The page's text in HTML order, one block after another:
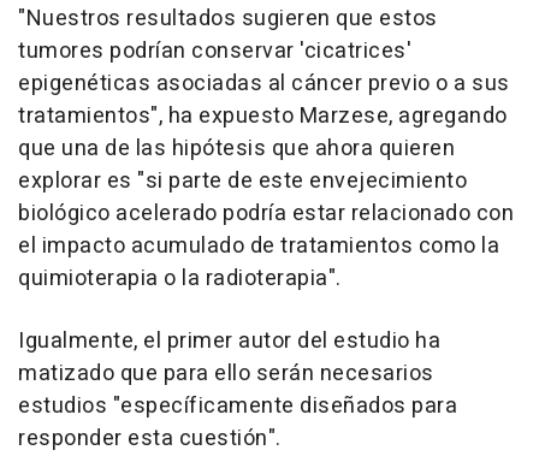
"Nuestros resultados sugieren que estos
tumores podrían conservar 'cicatrices'
epigenéticas asociadas al cáncer previo o a sus
tratamientos", ha expuesto Marzese, agregando
que una de las hipótesis que ahora quieren
explorar es "si parte de este envejecimiento
biológico acelerado podría estar relacionado con
el impacto acumulado de tratamientos como la
quimioterapia o la radioterapia".
Igualmente, el primer autor del estudio ha
matizado que para ello serán necesarios
estudios "específicamente diseñados para
responder esta cuestión".